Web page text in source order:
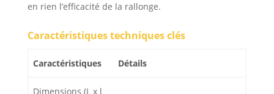
en rien l’efficacité de la rallonge.
Caractéristiques techniques clés
Caractéristiques Détails
Dimensions (L x l